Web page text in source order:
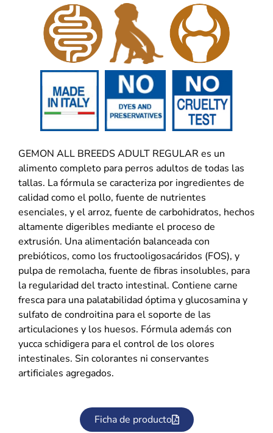
GEMON ALL BREEDS ADULT REGULAR es un
alimento completo para perros adultos de todas las
tallas. La fórmula se caracteriza por ingredientes de
calidad como el pollo, fuente de nutrientes
esenciales, y el arroz, fuente de carbohidratos, hechos
altamente digeribles mediante el proceso de
extrusión. Una alimentación balanceada con
prebióticos, como los fructooligosacáridos (FOS), y
pulpa de remolacha, fuente de fibras insolubles, para
la regularidad del tracto intestinal. Contiene carne
fresca para una palatabilidad óptima y glucosamina y
sulfato de condroitina para el soporte de las
articulaciones y los huesos. Fórmula además con
yucca schidigera para el control de los olores
intestinales. Sin colorantes ni conservantes
artificiales agregados.
Ficha de producto